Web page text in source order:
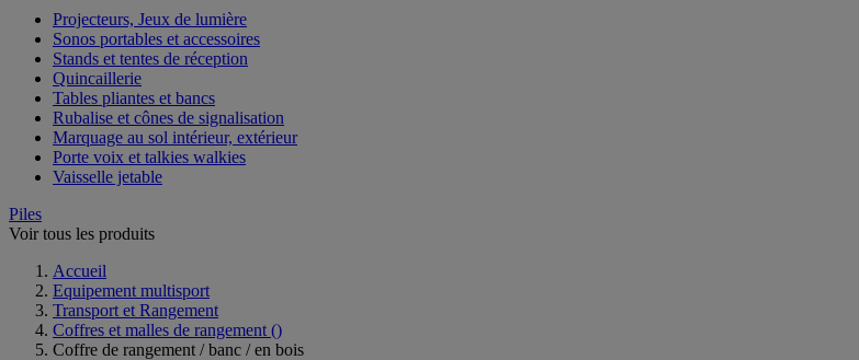
Projecteurs, Jeux de lumière
Sonos portables et accessoires
Stands et tentes de réception
Quincaillerie
Tables pliantes et bancs
Rubalise et cônes de signalisation
Marquage au sol intérieur, extérieur
Porte voix et talkies walkies
Vaisselle jetable
Piles
Voir tous les produits
Accueil
Equipement multisport
Transport et Rangement
Coffres et malles de rangement ()
Coffre de rangement / banc / en bois